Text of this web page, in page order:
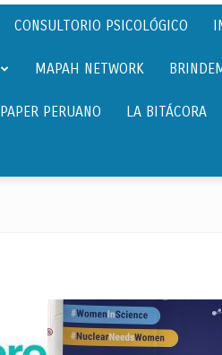
CONSULTORIO PSICOLÓGICO
MAPAH NETWORK
PAPER PERUANO LA BITÁCORA